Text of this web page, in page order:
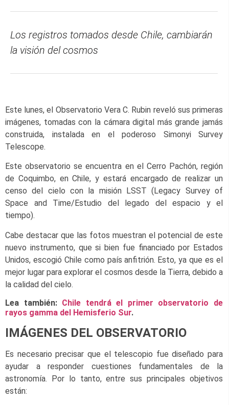
Los registros tomados desde Chile, cambiarán
la visión del cosmos
Este lunes, el Observatorio Vera C. Rubin reveló sus primeras
imágenes, tomadas con la cámara digital más grande jamás
construida, instalada en el poderoso Simonyi Survey
Telescope.
Este observatorio se encuentra en el Cerro Pachón, región
de Coquimbo, en Chile, y estará encargado de realizar un
censo del cielo con la misión LSST (Legacy Survey of
Space and Time/Estudio del legado del espacio y el
tiempo).
Cabe destacar que las fotos muestran el potencial de este
nuevo instrumento, que si bien fue financiado por Estados
Unidos, escogió Chile como país anfitrión. Esto, ya que es el
mejor lugar para explorar el cosmos desde la Tierra, debido a
la calidad del cielo.
Lea también: Chile tendrá el primer observatorio de
rayos gamma del Hemisferio Sur.
IMÁGENES DEL OBSERVATORIO
Es necesario precisar que el telescopio fue diseñado para
ayudar a responder cuestiones fundamentales de la
astronomía. Por lo tanto, entre sus principales objetivos
están: